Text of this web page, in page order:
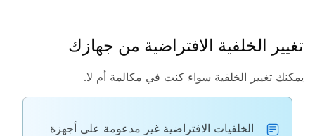
تغيير الخلفية الافتراضية من جهازك
يمكنك تغيير الخلفية سواء كنت في مكالمة أم لا.
الخلفيات الافتراضية غير مدعومة على أجهزة